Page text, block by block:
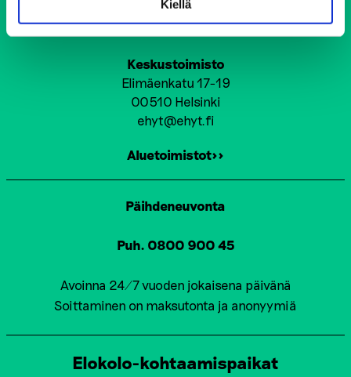
Kiellä
Ehkäisevä päihdetyö EHYT ry
Keskustoimisto
Elimäenkatu 17-19
00510 Helsinki
ehyt@ehyt.fi
Aluetoimistot>>
Päihdeneuvonta
Puh. 0800 900 45
Avoinna 24/7 vuoden jokaisena päivänä
Soittaminen on maksutonta ja anonyymiä
Elokolo-kohtaamispaikat